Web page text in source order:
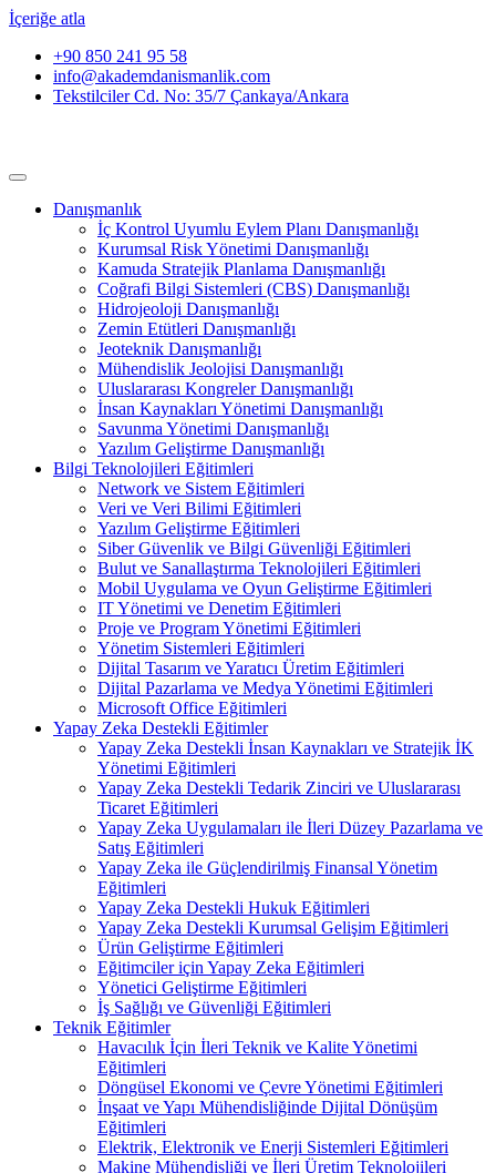
İçeriğe atla
+90 850 241 95 58
info@akademdanismanlik.com
Tekstilciler Cd. No: 35/7 Çankaya/Ankara
Danışmanlık
İç Kontrol Uyumlu Eylem Planı Danışmanlığı
Kurumsal Risk Yönetimi Danışmanlığı
Kamuda Stratejik Planlama Danışmanlığı
Coğrafi Bilgi Sistemleri (CBS) Danışmanlığı
Hidrojeoloji Danışmanlığı
Zemin Etütleri Danışmanlığı
Jeoteknik Danışmanlığı
Mühendislik Jeolojisi Danışmanlığı
Uluslararası Kongreler Danışmanlığı
İnsan Kaynakları Yönetimi Danışmanlığı
Savunma Yönetimi Danışmanlığı
Yazılım Geliştirme Danışmanlığı
Bilgi Teknolojileri Eğitimleri
Network ve Sistem Eğitimleri
Veri ve Veri Bilimi Eğitimleri
Yazılım Geliştirme Eğitimleri
Siber Güvenlik ve Bilgi Güvenliği Eğitimleri
Bulut ve Sanallaştırma Teknolojileri Eğitimleri
Mobil Uygulama ve Oyun Geliştirme Eğitimleri
IT Yönetimi ve Denetim Eğitimleri
Proje ve Program Yönetimi Eğitimleri
Yönetim Sistemleri Eğitimleri
Dijital Tasarım ve Yaratıcı Üretim Eğitimleri
Dijital Pazarlama ve Medya Yönetimi Eğitimleri
Microsoft Office Eğitimleri
Yapay Zeka Destekli Eğitimler
Yapay Zeka Destekli İnsan Kaynakları ve Stratejik İK
Yönetimi Eğitimleri
Yapay Zeka Destekli Tedarik Zinciri ve Uluslararası
Ticaret Eğitimleri
Yapay Zeka Uygulamaları ile İleri Düzey Pazarlama ve
Satış Eğitimleri
Yapay Zeka ile Güçlendirilmiş Finansal Yönetim
Eğitimleri
Yapay Zeka Destekli Hukuk Eğitimleri
Yapay Zeka Destekli Kurumsal Gelişim Eğitimleri
Ürün Geliştirme Eğitimleri
Eğitimciler için Yapay Zeka Eğitimleri
Yönetici Geliştirme Eğitimleri
İş Sağlığı ve Güvenliği Eğitimleri
Teknik Eğitimler
Havacılık İçin İleri Teknik ve Kalite Yönetimi
Eğitimleri
Döngüsel Ekonomi ve Çevre Yönetimi Eğitimleri
İnşaat ve Yapı Mühendisliğinde Dijital Dönüşüm
Eğitimleri
Elektrik, Elektronik ve Enerji Sistemleri Eğitimleri
Makine Mühendisliği ve İleri Üretim Teknolojileri